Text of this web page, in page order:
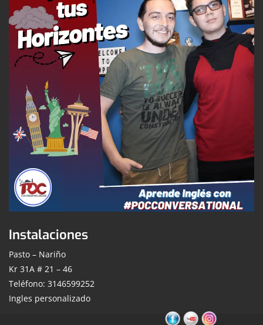
Instalaciones
Pasto – Nariño
Kr 31A # 21 – 46
Teléfono: 3146599252
Ingles personalizado